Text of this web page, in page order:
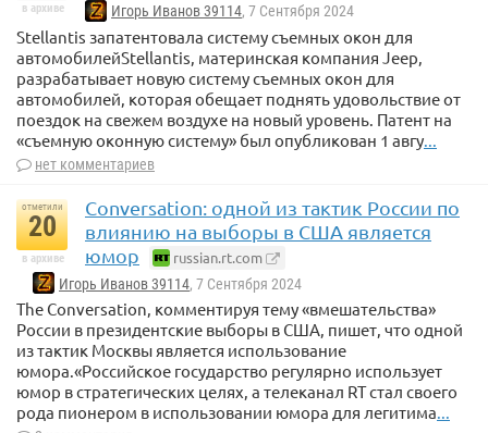
в архиве Игорь Иванов 39114, 7 Сентября 2024
Stellantis запатентовала систему съемных окон для
автомобилейStellantis, материнская компания Jeep,
разрабатывает новую систему съемных окон для
автомобилей, которая обещает поднять удовольствие от
поездок на свежем воздухе на новый уровень. Патент на
«съемную оконную систему» был опубликован 1 авгу
нет комментариев
отметили
20
в архиве
Conversation: одной из тактик России по
влиянию на выборы в США является
юмор
russian.rt.com
Игорь Иванов 39114, 7 Сентября 2024
The Conversation, комментируя тему «вмешательства»
России в президентские выборы в США, пишет, что одной
из тактик Москвы является использование
юмора.«Российское государство регулярно использует
юмор в стратегических целях, а телеканал RT стал своего
рода пионером в использовании юмора для легитима...